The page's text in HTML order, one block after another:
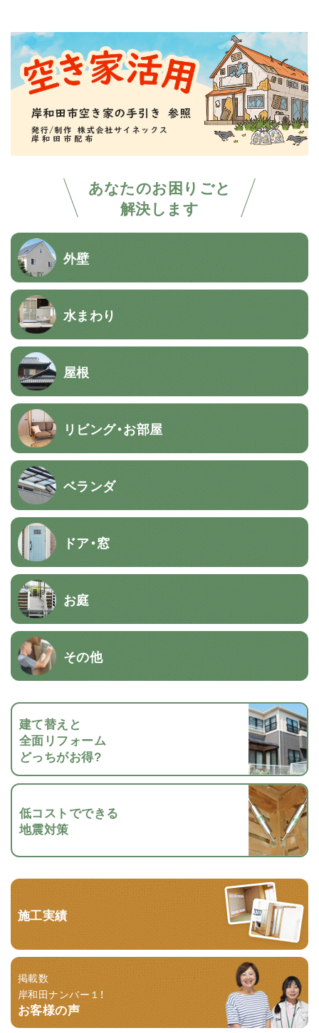
あなたのお困りごと
解決します
外壁
水まわり
屋根
リビング・お部屋
ベランダ
ドア・窓
お庭
その他
建て替えと
全面リフォーム
どっちがお得?
低コストでできる
地震対策
施工実績
掲載数
岸和田ナンバー１！
お客様の声